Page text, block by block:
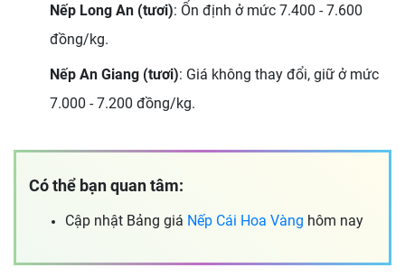
Nếp Long An (tươi): Ổn định ở mức 7.400 - 7.600
đồng/kg.
Nếp An Giang (tươi): Giá không thay đổi, giữ ở mức
7.000 - 7.200 đồng/kg.
Có thể bạn quan tâm:
Cập nhật Bảng giá Nếp Cái Hoa Vàng hôm nay